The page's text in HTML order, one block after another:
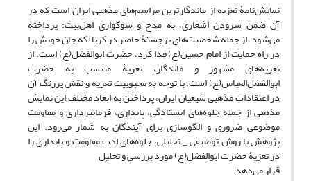
نمایش‌نامۀ تعزیه از ماندگارترین مراسم‌های مذهبی ایران است که در
آن ضمن سرودن اشعاری، به مدح و سوگواری اهل‌بیت: پرداخته
می‌شود. از جمله شخصیت‌های برجستۀ حاضر در کربلا که جان خویش را
در راه حمایت از امام حسین(ع) فدا کرد، حضرت ابوالفضل(ع) است. از
تعزیه‌های مشهور و ماندگار، تعزیۀ منتسب به حضرت
ابوالفضل‌العباس(ع) است. با توجه به محبوبیت تعزیه و نقش پررنگ آن
در اعتقادات مذهبی شیعیان ایران، پرداختن به ابعاد مختلف این نمایش
مذهبی از جمله جلوه‌های ایستادگی، پایداری، فرمانبرداری و مقاومت
موضوعی ضروری و الگوسازی برای آیندگان به شمار می‌رود. این
پژوهش با روش توصیفی _ تحلیلی، جلوه‌های ادب مقاومت و پایداری را
در تعزیۀ حضرت ابوالفضل(ع) مورد بررسی و تحلیل
قرار می‌دهد.